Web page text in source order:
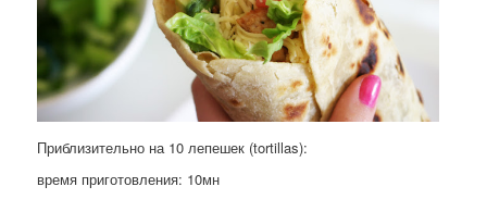
Приблизительно на 10 лепешек (tortillas):
время приготовления: 10мн